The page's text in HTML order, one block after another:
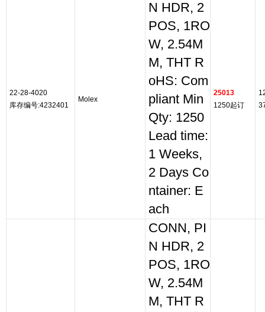
22-28-4020
库存编号:4232401
Molex
N HDR, 2
POS, 1RO
W, 2.54M
M, THT R
oHS: Com
pliant Min
Qty: 1250
Lead time:
1 Weeks,
2 Days Co
ntainer: E
ach
25013
1250起订
CONN, PI
N HDR, 2
POS, 1RO
W, 2.54M
M, THT R